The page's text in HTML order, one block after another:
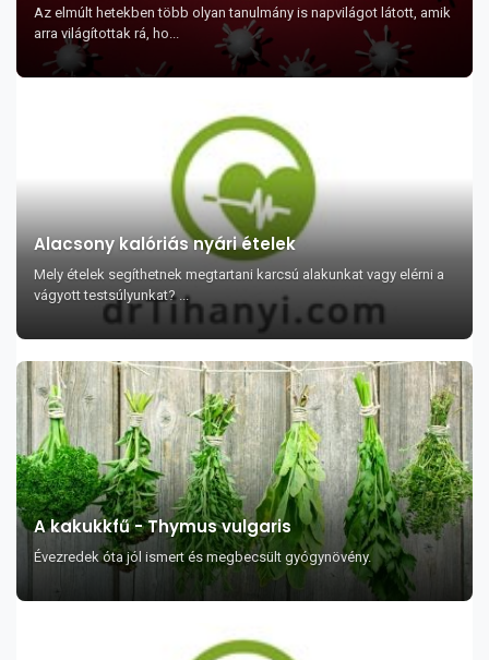
Az elmúlt hetekben több olyan tanulmány is napvilágot látott, amik
arra világítottak rá, ho...
Alacsony kalóriás nyári ételek
Mely ételek segíthetnek megtartani karcsú alakunkat vagy elérni a
vágyott testsúlyunkat? ...
A kakukkfű - Thymus vulgaris
Évezredek óta jól ismert és megbecsült gyógynövény.